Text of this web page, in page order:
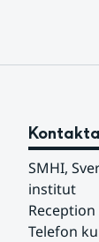
SMHI,
institut
Reception
Telefon